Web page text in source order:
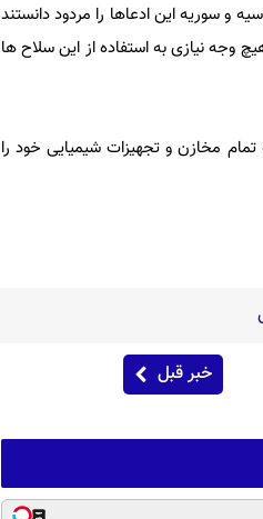
و سوریه این ادعاها را مردود دانستند
نیازی به استفاده از این سلاح ها
مخازن و تجهیزات شیمیایی خود را
خبر قبل